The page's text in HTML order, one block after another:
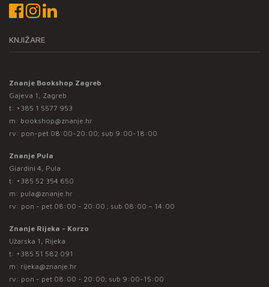
KNJIŽARE
Znanje Bookshop Zagreb
Gajeva 1, Zagreb
t: +385 1 5577 953
m: bookshop@znanje.hr
rv: pon-pet 08:00-20:00; sub 9:00-18:00
Znanje Pula
Giardini 4, Pula
t: +385 52 354 650
m: pula@znanje.hr
rv: pon - pet 08:00 - 20:00 ; sub 08:00 – 14:00
Znanje Rijeka - Korzo
Užarska 1, Rijeka
t: +385 51 582 091
m: rijeka@znanje.hr
rv: pon - pet 08:00 - 20:00; sub 9:00-15:00